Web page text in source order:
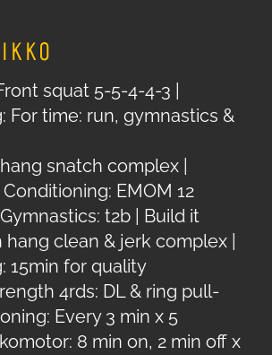
squat 5-5-4-4-3 |
For time: run, gymnastics &
snatch complex |
EMOM 12
Gymnastics: t2b | Build it
hang clean & jerk complex |
15min for quality
4rds: DL & ring pull-
Every 3 min x 5
8 min on, 2 min off x